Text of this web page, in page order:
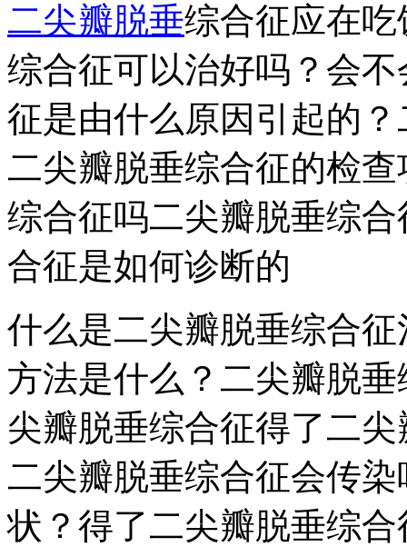
二尖瓣脱垂综合征应在
综合征可以治好吗？会
征是由什么原因引起的
二尖瓣脱垂综合征的检
综合征吗二尖瓣脱垂综
合征是如何诊断的
什么是二尖瓣脱垂综合
方法是什么？二尖瓣脱
尖瓣脱垂综合征得了二
二尖瓣脱垂综合征会传
状？得了二尖瓣脱垂综